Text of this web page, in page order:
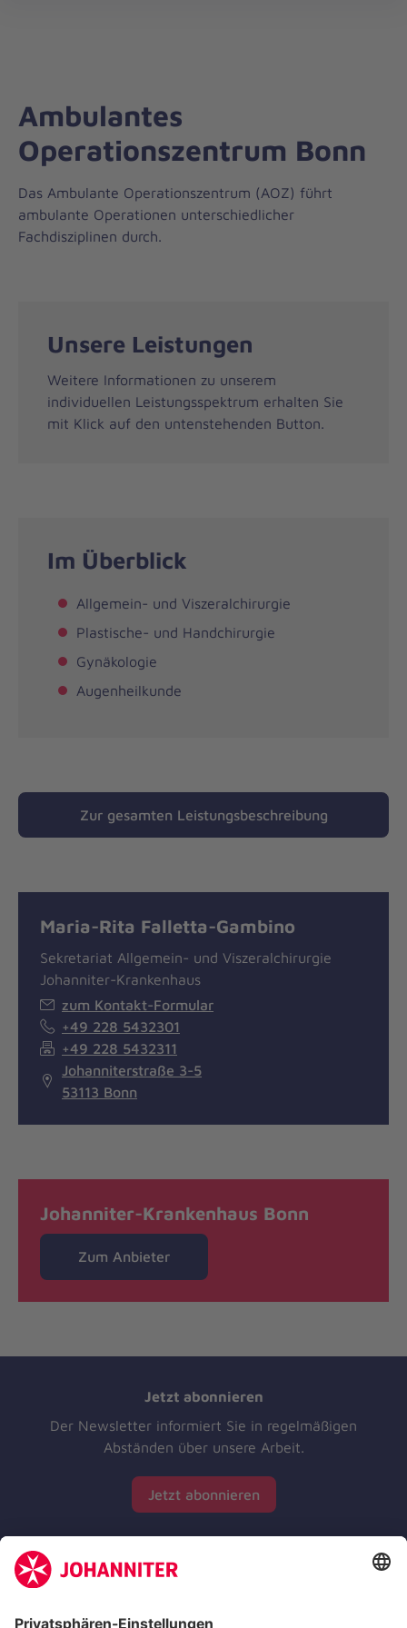
zum
Ambulantes
Operationszentrum Bonn
Das Ambulante Operationszentrum (AOZ) führt
ambulante Operationen unterschiedlicher
Fachdisziplinen durch.
Unsere Leistungen
Weitere Informationen zu unserem
individuellen Leistungsspektrum erhalten Sie
mit Klick auf den untenstehenden Button.
Im Überblick
Allgemein- und Viszeralchirurgie
Plastische- und Handchirurgie
Gynäkologie
Augenheilkunde
Zur gesamten Leistungsbeschreibung
Maria-Rita Falletta-Gambino
Sekretariat Allgemein- und Viszeralchirurgie
Johanniter-Krankenhaus
zum Kontakt-Formular
+49 228 5432301
+49 228 5432311
Johanniterstraße 3-5
53113 Bonn
Johanniter-Krankenhaus Bonn
Zum Anbieter
Jetzt abonnieren
Der Newsletter informiert Sie in regelmäßigen
Abständen über unsere Arbeit.
Jetzt abonnieren
Zertifizierung der Johanniter-Unfall-Hilfe e.V.